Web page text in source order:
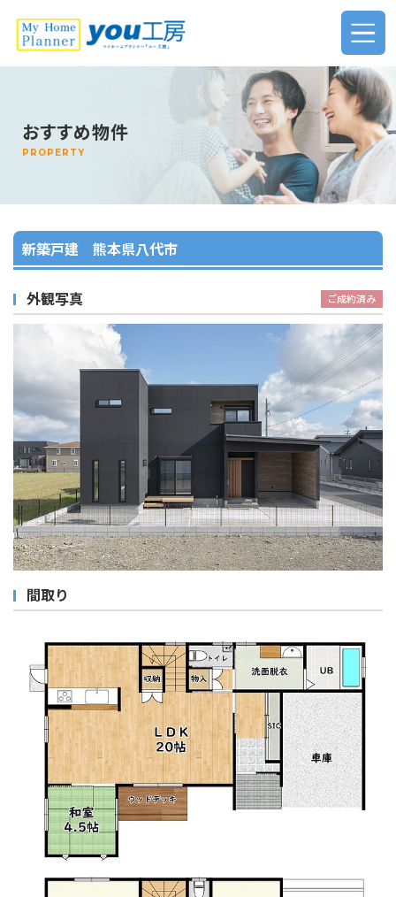
新築・リフォームをお考えの方へ
店舗紹介
査定お申し込み
お問い合わせ
おすすめ物件
取り扱い物件
お知らせ
スタッフブログ
おすすめ物件
PROPERTY
新築戸建 熊本県八代市
ご成約済み
外観写真
間取り